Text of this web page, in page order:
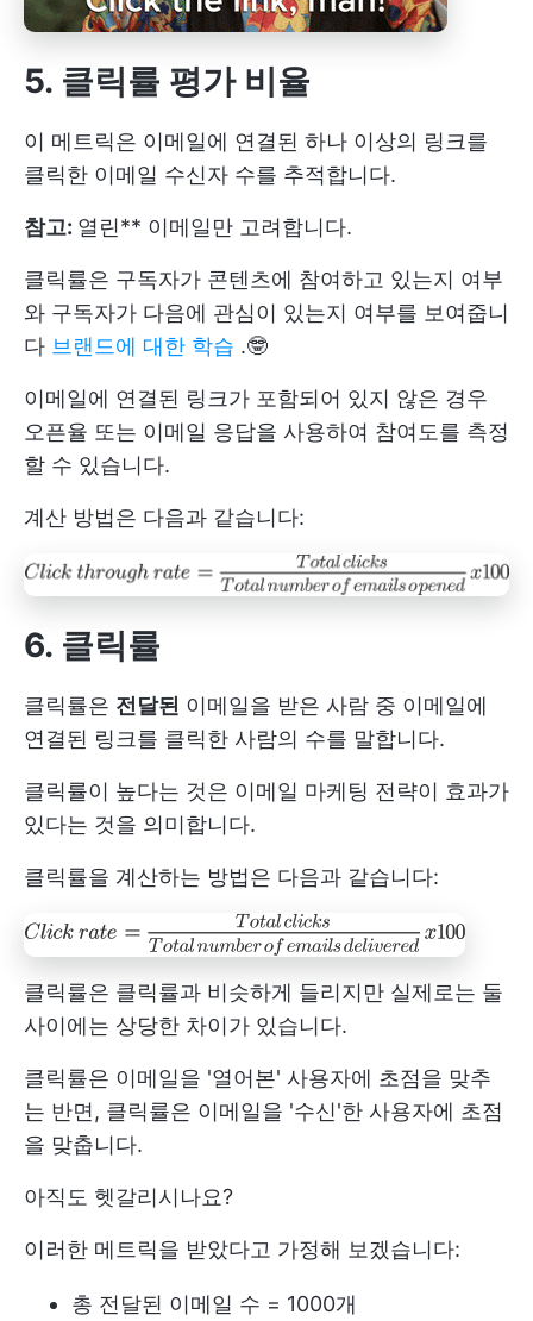
5. 클릭률 평가 비율
이 메트릭은 이메일에 연결된 하나 이상의 링크를
클릭한 이메일 수신자 수를 추적합니다.
참고: 열린** 이메일만 고려합니다.
클릭률은 구독자가 콘텐츠에 참여하고 있는지 여부
와 구독자가 다음에 관심이 있는지 여부를 보여줍니
다 브랜드에 대한 학습 .🤓
이메일에 연결된 링크가 포함되어 있지 않은 경우
오픈율 또는 이메일 응답을 사용하여 참여도를 측정
할 수 있습니다.
계산 방법은 다음과 같습니다:
6. 클릭률
클릭률은 전달된 이메일을 받은 사람 중 이메일에
연결된 링크를 클릭한 사람의 수를 말합니다.
클릭률이 높다는 것은 이메일 마케팅 전략이 효과가
있다는 것을 의미합니다.
클릭률을 계산하는 방법은 다음과 같습니다:
클릭률은 클릭률과 비슷하게 들리지만 실제로는 둘
사이에는 상당한 차이가 있습니다.
클릭률은 이메일을 '열어본' 사용자에 초점을 맞추
는 반면, 클릭률은 이메일을 '수신'한 사용자에 초점
을 맞춥니다.
아직도 헷갈리시나요?
이러한 메트릭을 받았다고 가정해 보겠습니다:
총 전달된 이메일 수 = 1000개